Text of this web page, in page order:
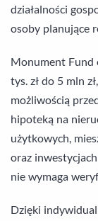
działalności
osoby planujące
Monument Fund
tys. zł do 5 mln
możliwością
hipoteką na
użytkowych,
oraz
nie wymaga
Dzięki